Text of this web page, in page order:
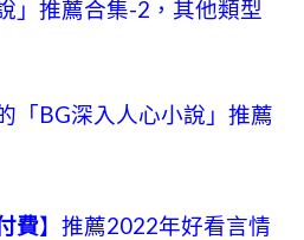
」推薦合集-2，其他類型
「BG深入人心小說」推薦
費】推薦2022年好看言情